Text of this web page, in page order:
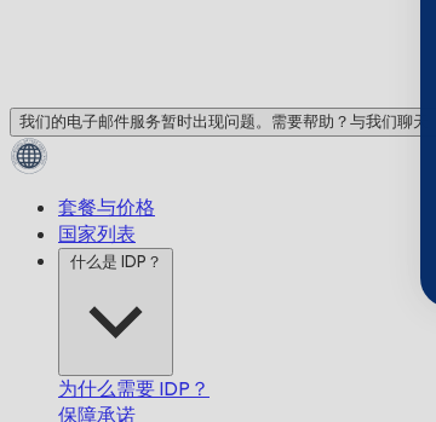
我们的电子邮件服务暂时出现问题。需要帮助？与我们聊天！
套餐与价格
国家列表
什么是 IDP？
为什么需要 IDP？
保障承诺